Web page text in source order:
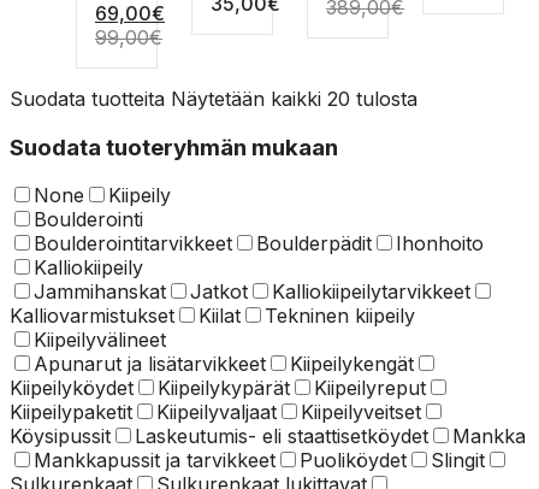
tehdä
valinnat
tuotteen
sivulla.
käyttöön
vuori...
69,00€
99,00€
avulla
tuotteen
sivulla.
389,00€
Suodata tuotteita Näytetään kaikki 20 tulosta
Suodata tuoteryhmän mukaan
None
Kiipeily
Boulderointi
Boulderointitarvikkeet
Boulderpädit
Ihonhoito
Kalliokiipeily
Jammihanskat
Jatkot
Kalliokiipeilytarvikkeet
Kalliovarmistukset
Kiilat
Tekninen kiipeily
Kiipeilyvälineet
Apunarut ja lisätarvikkeet
Kiipeilykengät
Kiipeilyköydet
Kiipeilykypärät
Kiipeilyreput
Kiipeilypaketit
Kiipeilyvaljaat
Kiipeilyveitset
Köysipussit
Laskeutumis- eli staattisetköydet
Mankka
Mankkapussit ja tarvikkeet
Puoliköydet
Slingit